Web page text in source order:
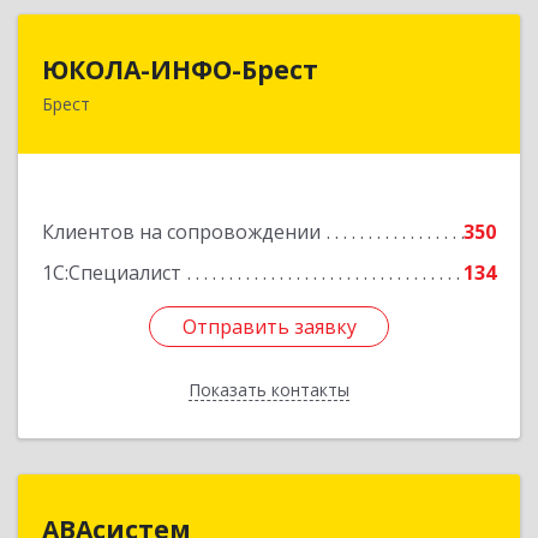
ЮКОЛА-ИНФО-Брест
Брест
Клиентов на сопровождении
350
1С:Специалист
134
Отправить заявку
Показать контакты
224023 г. Брест, ул. Московская, 275А, 5 этаж
Отправить заявку
Назад
АВАсистем